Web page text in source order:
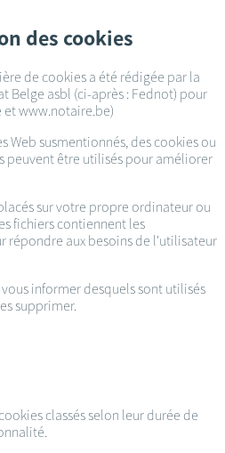
des cookies
de cookies a été rédigée par la
Belge asbl (ci-après : Fednot) pour
et www.notaire.be)
Web susmentionnés, des cookies ou
peuvent être utilisés pour améliorer
sur votre propre ordinateur ou
fichiers contiennent les
répondre aux besoins de l'utilisateur
informer desquels sont utilisés
supprimer.
classés selon leur durée de